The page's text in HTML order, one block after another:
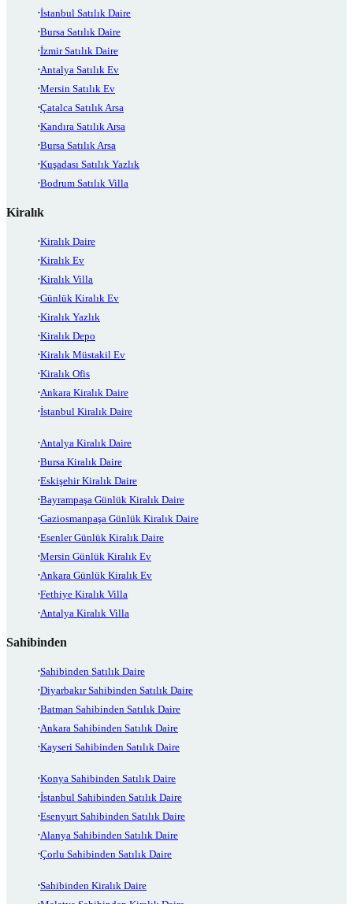
İstanbul Satılık Daire
Bursa Satılık Daire
İzmir Satılık Daire
Antalya Satılık Ev
Mersin Satılık Ev
Çatalca Satılık Arsa
Kandıra Satılık Arsa
Bursa Satılık Arsa
Kuşadası Satılık Yazlık
Bodrum Satılık Villa
Kiralık
Kiralık Daire
Kiralık Ev
Kiralık Villa
Günlük Kiralık Ev
Kiralık Yazlık
Kiralık Depo
Kiralık Müstakil Ev
Kiralık Ofis
Ankara Kiralık Daire
İstanbul Kiralık Daire
Antalya Kiralık Daire
Bursa Kiralık Daire
Eskişehir Kiralık Daire
Bayrampaşa Günlük Kiralık Daire
Gaziosmanpaşa Günlük Kiralık Daire
Esenler Günlük Kiralık Daire
Mersin Günlük Kiralık Ev
Ankara Günlük Kiralık Ev
Fethiye Kiralık Villa
Antalya Kiralık Villa
Sahibinden
Sahibinden Satılık Daire
Diyarbakır Sahibinden Satılık Daire
Batman Sahibinden Satılık Daire
Ankara Sahibinden Satılık Daire
Kayseri Sahibinden Satılık Daire
Konya Sahibinden Satılık Daire
İstanbul Sahibinden Satılık Daire
Esenyurt Sahibinden Satılık Daire
Alanya Sahibinden Satılık Daire
Çorlu Sahibinden Satılık Daire
Sahibinden Kiralık Daire